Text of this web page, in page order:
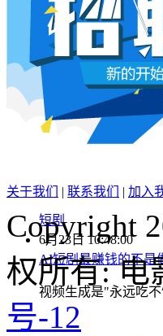
6月26号，横店要开
本网原创
6月23日 10:48:00
《功夫女足》七月
6月22日，周星驰64
短剧
6月23日 10:48:00
AI短剧最赚钱的不是
视频生成是"永远吃
关于我们 | 联系我们 | 加入
Copyright
权所有: 电
号-12